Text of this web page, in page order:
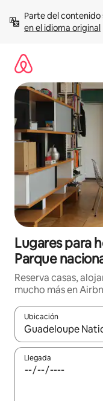
contenido
Parte del
en el idioma original
Lugares para
Parque
Reserva casas,
mucho más en
Ubicación
Cuando los
Llegada